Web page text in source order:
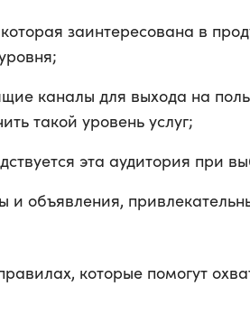
заинтересована в
каналы для выхода на
такой уровень услуг;
эта аудитория при
и объявления,
которые помогут